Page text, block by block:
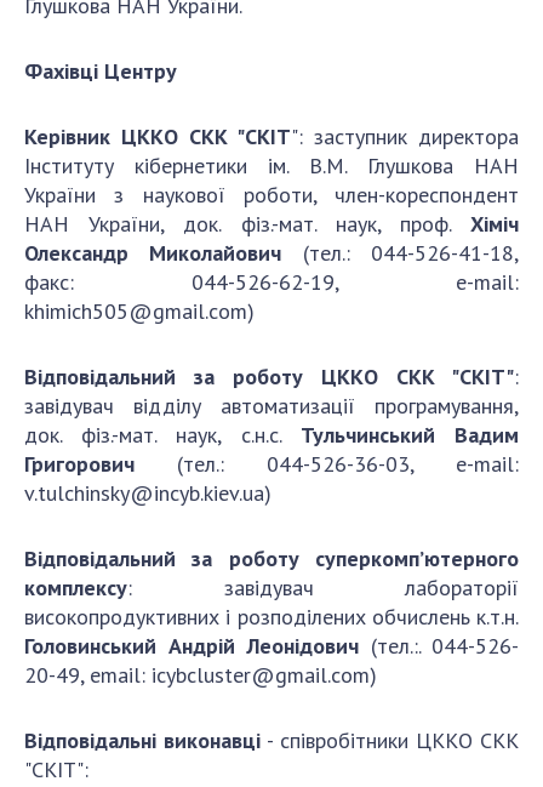
Фахівці Центру
Керівник ЦККО СКК "СКІТ": заступник директора
Інституту кібернетики ім. В.М. Глушкова НАН
України з наукової роботи, член-кореспондент
НАН України, док. фіз.-мат. наук, проф. Хіміч
Олександр Миколайович (тел.: 044-526-41-18,
факс: 044-526-62-19, e-mail:
khimich505@gmail.com)
Відповідальний за роботу ЦККО СКК "СКІТ":
завідувач відділу автоматизації програмування,
док. фіз.-мат. наук, с.н.с. Тульчинський Вадим
Григорович (тел.: 044-526-36-03, e-mail:
v.tulchinsky@incyb.kiev.ua)
Відповідальний за роботу суперкомп’ютерного
комплексу: завідувач лабораторії
високопродуктивних і розподілених обчислень к.т.н.
Головинський Андрій Леонідович (тел.:. 044-526-
20-49, email: icybcluster@gmail.com)
Відповідальні виконавці - співробітники ЦККО СКК
"СКІТ":